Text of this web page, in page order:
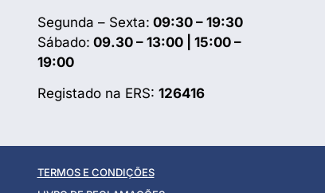
Segunda – Sexta: 09:30 – 19:30
Sábado: 09.30 – 13:00 | 15:00 –
19:00
Registado na ERS: 126416
TERMOS E CONDIÇÕES